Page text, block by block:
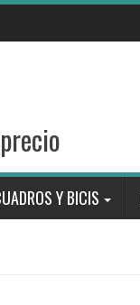
Y BICIS